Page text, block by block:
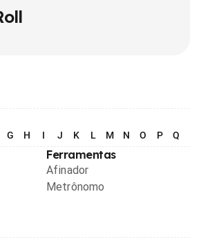
G H I J K L M N O P Q
Ferramentas
Afinador
Metrônomo